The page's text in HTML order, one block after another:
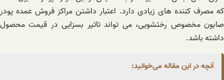
که مصرف کننده های زیادی دارد. اعتبار داشتن مراکز فروش عمده پودر
صابون مخصوص رختشویی، می تواند تاثیر بسزایی در قیمت محصول
داشته باشد.
آنچه در این مقاله می‌خوانید: